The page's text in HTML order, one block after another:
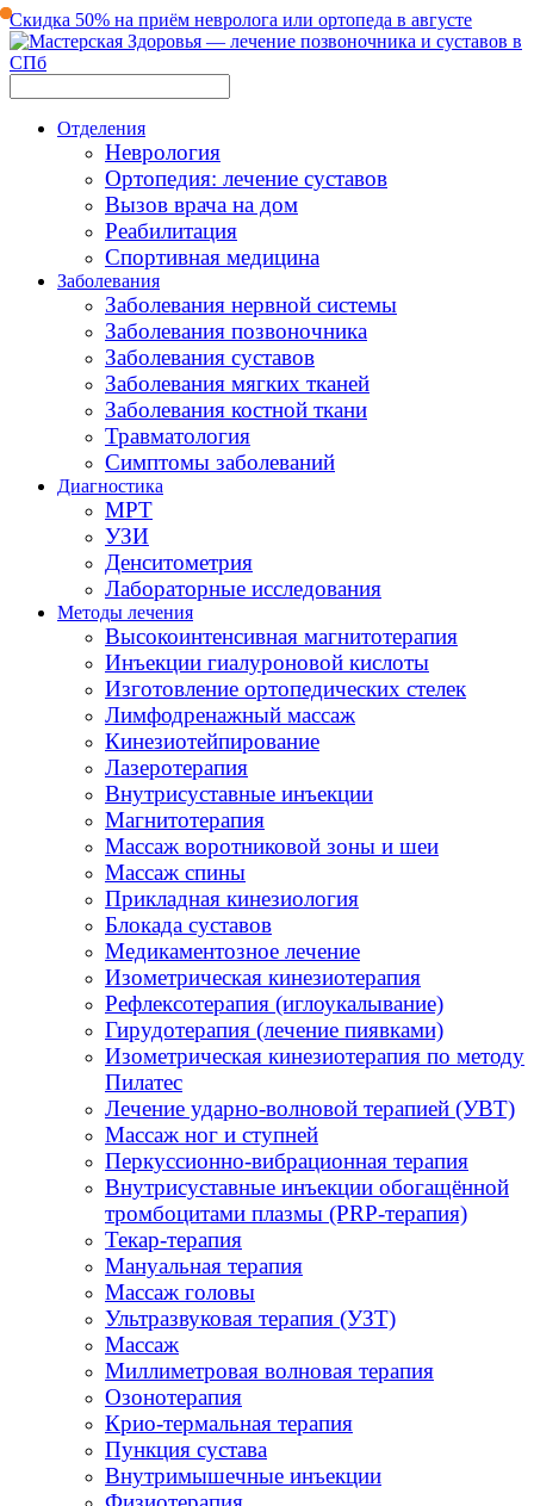
Скидка 50% на приём невролога или ортопеда в августе
Отделения
Неврология
Ортопедия: лечение суставов
Вызов врача на дом
Реабилитация
Спортивная медицина
Заболевания
Заболевания нервной системы
Заболевания позвоночника
Заболевания суставов
Заболевания мягких тканей
Заболевания костной ткани
Травматология
Симптомы заболеваний
Диагностика
МРТ
УЗИ
Денситометрия
Лабораторные исследования
Методы лечения
Высокоинтенсивная магнитотерапия
Инъекции гиалуроновой кислоты
Изготовление ортопедических стелек
Лимфодренажный массаж
Кинезиотейпирование
Лазеротерапия
Внутрисуставные инъекции
Магнитотерапия
Массаж воротниковой зоны и шеи
Массаж спины
Прикладная кинезиология
Блокада суставов
Медикаментозное лечение
Изометрическая кинезиотерапия
Рефлексотерапия (иглоукалывание)
Гирудотерапия (лечение пиявками)
Изометрическая кинезиотерапия по методу
Пилатес
Лечение ударно-волновой терапией (УВТ)
Массаж ног и ступней
Перкуссионно-вибрационная терапия
Внутрисуставные инъекции обогащённой
тромбоцитами плазмы (PRP-терапия)
Текар-терапия
Мануальная терапия
Массаж головы
Ультразвуковая терапия (УЗТ)
Массаж
Миллиметровая волновая терапия
Озонотерапия
Крио-термальная терапия
Пункция сустава
Внутримышечные инъекции